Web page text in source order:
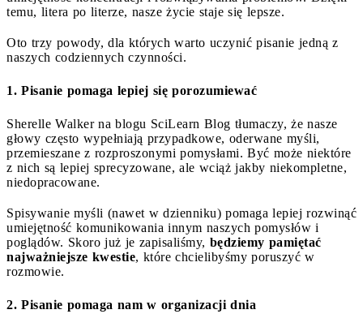
temu, litera po literze, nasze życie staje się lepsze.
Oto trzy powody, dla których warto uczynić pisanie jedną z
naszych codziennych czynności.
1. Pisanie pomaga lepiej się porozumiewać
Sherelle Walker na blogu SciLearn Blog tłumaczy, że nasze
głowy często wypełniają przypadkowe, oderwane myśli,
przemieszane z rozproszonymi pomysłami. Być może niektóre
z nich są lepiej sprecyzowane, ale wciąż jakby niekompletne,
niedopracowane.
Spisywanie myśli (nawet w dzienniku) pomaga lepiej rozwinąć
umiejętność komunikowania innym naszych pomysłów i
poglądów. Skoro już je zapisaliśmy, będziemy pamiętać
najważniejsze kwestie, które chcielibyśmy poruszyć w
rozmowie.
2. Pisanie pomaga nam w organizacji dnia